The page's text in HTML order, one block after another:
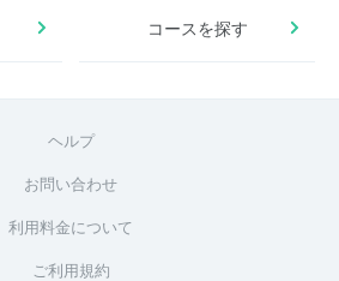
コースを探す
ヘルプ
お問い合わせ
利用料金について
ご利用規約